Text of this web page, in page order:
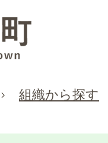
組織から探す